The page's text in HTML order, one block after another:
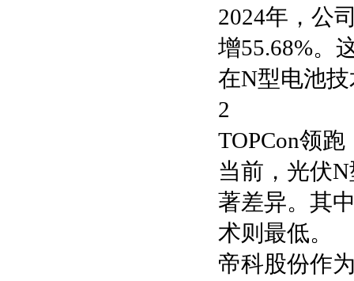
2024年，公
增55.68%。
在N型电池
2
TOPCon领
当前，光伏
著差异。其
术则最低。
帝科股份作